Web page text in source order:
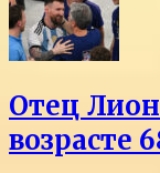
Отец
возрасте